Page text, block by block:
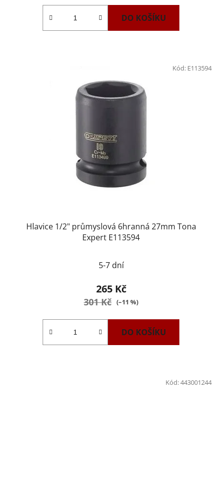
DO KOŠÍKU
Hlavice 1/2" průmyslová 6hranná 27mm Tona
Expert E113594
5-7 dní
265 Kč
301 Kč (–11 %)
DO KOŠÍKU
Kód: E113594
Kód:443001244